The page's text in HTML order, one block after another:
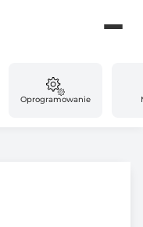
Oprogramowanie